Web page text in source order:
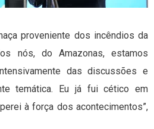
proveniente dos incêndios da
nós, do Amazonas, estamos
das discussões e
temática. Eu já fui cético em
à força dos acontecimentos”,